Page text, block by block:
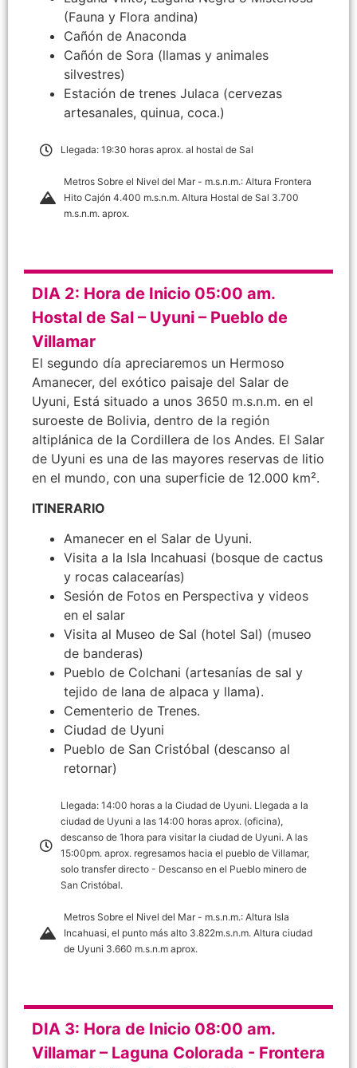
(Fauna y Flora andina)
Cañón de Anaconda
Cañón de Sora (llamas y animales
silvestres)
Estación de trenes Julaca (cervezas
artesanales, quinua, coca.)
Llegada: 19:30 horas aprox. al hostal de Sal
Metros Sobre el Nivel del Mar - m.s.n.m.: Altura Frontera
Hito Cajón 4.400 m.s.n.m. Altura Hostal de Sal 3.700
m.s.n.m. aprox.
DIA 2: Hora de Inicio 05:00 am.
Hostal de Sal – Uyuni – Pueblo de
Villamar
El segundo día apreciaremos un Hermoso
Amanecer, del exótico paisaje del Salar de
Uyuni, Está situado a unos 3650 m.s.n.m. en el
suroeste de Bolivia, dentro de la región
altiplánica de la Cordillera de los Andes. El Salar
de Uyuni es una de las mayores reservas de litio
en el mundo, con una superficie de 12.000 km².
ITINERARIO
Amanecer en el Salar de Uyuni.
Visita a la Isla Incahuasi (bosque de cactus
y rocas calacearías)
Sesión de Fotos en Perspectiva y videos
en el salar
Visita al Museo de Sal (hotel Sal) (museo
de banderas)
Pueblo de Colchani (artesanías de sal y
tejido de lana de alpaca y llama).
Cementerio de Trenes.
Ciudad de Uyuni
Pueblo de San Cristóbal (descanso al
retornar)
Llegada: 14:00 horas a la Ciudad de Uyuni. Llegada a la
ciudad de Uyuni a las 14:00 horas aprox. (oficina),
descanso de 1hora para visitar la ciudad de Uyuni. A las
15:00pm. aprox. regresamos hacia el pueblo de Villamar,
solo transfer directo - Descanso en el Pueblo minero de
San Cristóbal.
Metros Sobre el Nivel del Mar - m.s.n.m.: Altura Isla
Incahuasi, el punto más alto 3.822m.s.n.m. Altura ciudad
de Uyuni 3.660 m.s.n.m aprox.
DIA 3: Hora de Inicio 08:00 am.
Villamar – Laguna Colorada - Frontera